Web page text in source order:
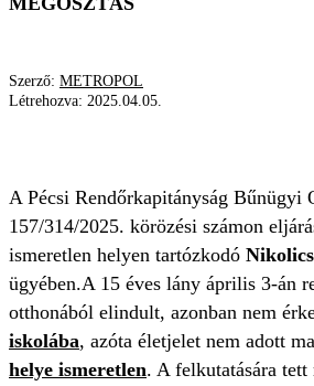
Szerző: METROPOL
Létrehozva: 2025.04.05.
A Pécsi Rendőrkapitányság Bűnügyi
157/314/2025. körözési számon
ismeretlen helyen tartózkodó
ügyében.A 15 éves lány április 3-án
otthonából elindult, azonban nem
iskolába, azóta életjelet nem adott
helye ismeretlen. A felkutatására